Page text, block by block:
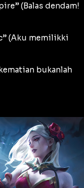
(Balas dendam!
(Aku memilikki
bukanlah